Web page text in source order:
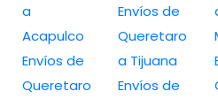
a
Acapulco
Envíos de
Queretaro
Envíos de
Queretaro
a Tijuana
Envíos de